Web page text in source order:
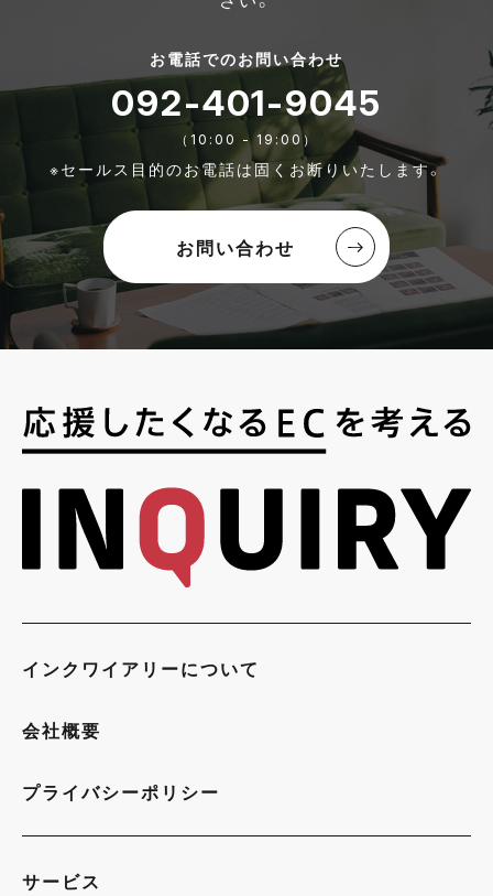
お電話でのお問い合わせ
092-401-9045
（10:00 - 19:00）
※セールス目的のお電話は固くお断りいたします。
お問い合わせ
インクワイアリーについて
会社概要
プライバシーポリシー
サービス